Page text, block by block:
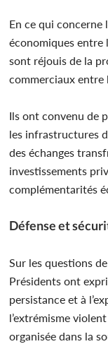
En ce qui
économiques entre
sont réjouis de la
commerciaux
Ils ont convenu de
les infrastructures
des échanges
investissements
complémentarités
Défense et
Sur les questions
Présidents ont
persistance et à
l’extrémisme
organisée dans la